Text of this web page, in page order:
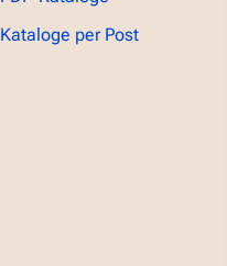
Kataloge per Post